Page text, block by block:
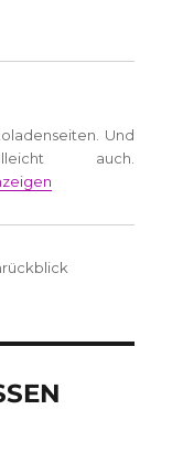
Und
auch.